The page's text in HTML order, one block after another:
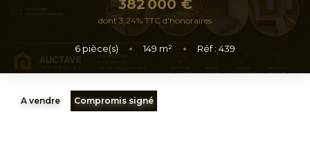
CONTACT
382 000 €
dont 3,24% TTC d'honoraires
6 pièce(s) • 149 m² • Réf : 439
A vendre Compromis signé